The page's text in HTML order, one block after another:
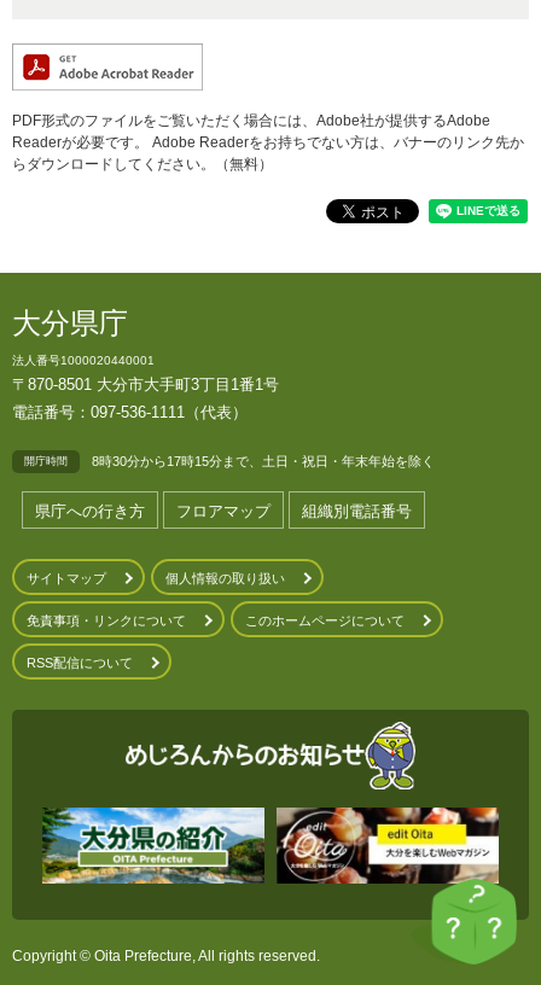
PDF形式のファイルをご覧いただく場合には、Adobe社が提供するAdobe
Readerが必要です。
Adobe Readerをお持ちでない方は、バナーのリンク先か
らダウンロードしてください。（無料）
大分県庁
法人番号1000020440001
〒870-8501 大分市大手町3丁目1番1号
電話番号：097-536-1111（代表）
開庁時間 8時30分から17時15分まで、土日・祝日・年末年始を除く
県庁への行き方 フロアマップ 組織別電話番号
サイトマップ 個人情報の取り扱い
免責事項・リンクについて このホームページについて
RSS配信について
Copyright © Oita Prefecture, All rights reserved.